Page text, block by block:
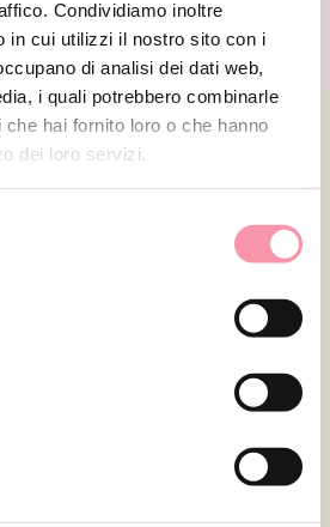
Condividiamo inoltre
in cui utilizzi il nostro sito con i
di analisi dei dati web,
i quali potrebbero combinarle
hai fornito loro o che hanno
dei loro servizi.
CORRELATI
POCHETTE ACCESSOIRES
STAMPA PANDA